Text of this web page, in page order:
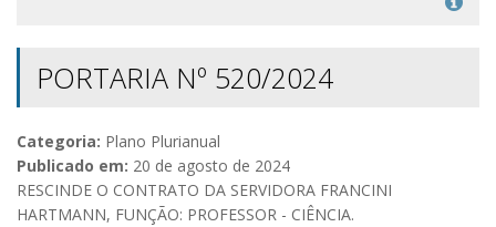
PORTARIA Nº 520/2024
Categoria: Plano Plurianual
Publicado em: 20 de agosto de 2024
RESCINDE O CONTRATO DA SERVIDORA FRANCINI
HARTMANN, FUNÇÃO: PROFESSOR - CIÊNCIA.